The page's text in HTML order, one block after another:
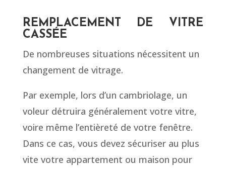
REMPLACEMENT DE VITRE
CASSÉE
De nombreuses situations nécessitent un
changement de vitrage.
Par exemple, lors d’un cambriolage, un
voleur détruira généralement votre vitre,
voire même l’entièreté de votre fenêtre.
Dans ce cas, vous devez sécuriser au plus
vite votre appartement ou maison pour